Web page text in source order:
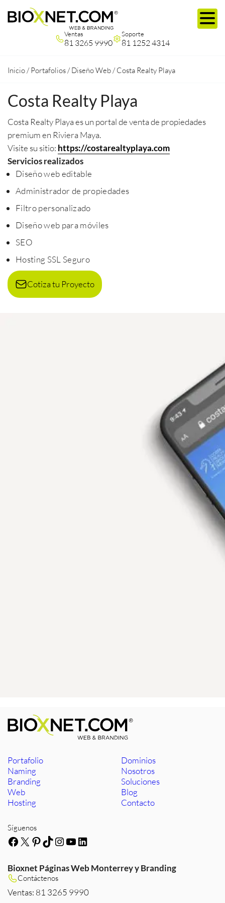
Ventas
81 3265 9990
Soporte
81 1252 4314
Inicio /Portafolios /Diseño Web /Costa Realty Playa
Costa Realty Playa
Costa Realty Playa es un portal de venta de propiedades
premium en Riviera Maya.
Visite su sitio: https://costarealtyplaya.com
Servicios realizados
Diseño web editable
Administrador de propiedades
Filtro personalizado
Diseño web para móviles
SEO
Hosting SSL Seguro
Cotiza tu Proyecto
Portafolio
Naming
Branding
Web
Hosting
Dominios
Nosotros
Soluciones
Blog
Contacto
Síguenos
Facebook
X Pinterest
TikTok
Instagram
YouTube
LinkedIn
Bioxnet Páginas Web Monterrey y Branding
Contáctenos
Ventas: 81 3265 9990